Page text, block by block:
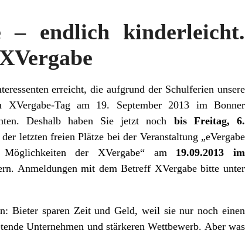
– endlich kinderleicht.
erreicht, die aufgrund der Schulferien unsere
Tag am 19. September 2013 im Bonner
Deshalb haben Sie jetzt noch bis Freitag, 6.
letzten freien Plätze bei der Veranstaltung „eVergabe
der XVergabe“ am 19.09.2013 im
Anmeldungen mit dem Betreff XVergabe bitte unter
Bieter sparen Zeit und Geld, weil sie nur noch einen
Unternehmen und stärkeren Wettbewerb. Aber was